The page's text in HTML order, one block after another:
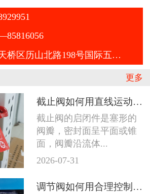
济南天桥区历山北路198号国际五金机电城A区412号
更多
截止阀如何用直线运动征服严苛工况
截止阀的启闭件是塞形的
阀瓣，密封面呈平面或锥
面，阀瓣沿流体...
2026-07-31
调节阀如何用合理控制征服苛刻工况